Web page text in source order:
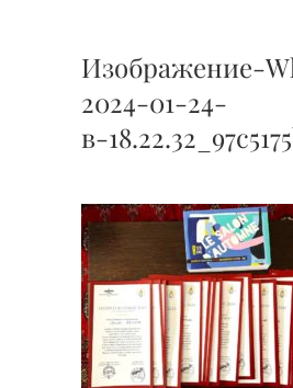
Изображение-
2024-01-24-
в-